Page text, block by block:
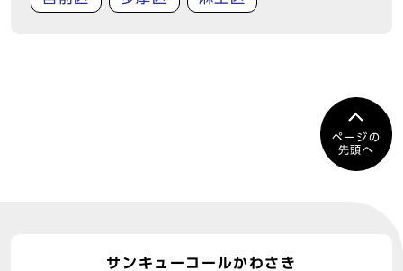
ページの
先頭へ
サンキューコールかわさき